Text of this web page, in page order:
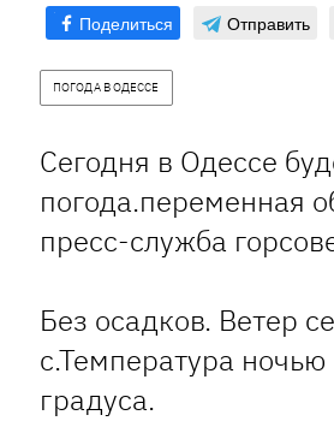
Поделиться Отправить
ПОГОДА В ОДЕССЕ
Сегодня в Одессе
погода.переменная
пресс-служба
Без осадков. Ветер
с.Температура
градуса.